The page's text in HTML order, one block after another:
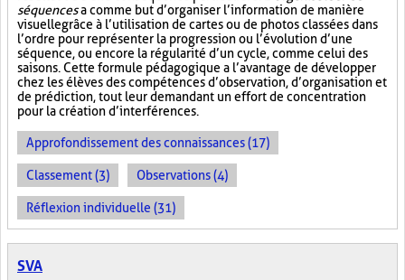
séquencesa comme but d’organiser l’information de manière
visuellegrâce à l’utilisation de cartes ou de photos classées dans
l’ordre pour représenter la progression ou l’évolution d’une
séquence, ou encore la régularité d’un cycle, comme celui des
saisons. Cette formule pédagogique a l’avantage de développer
chez les élèves des compétences d’observation, d’organisation et
de prédiction, tout leur demandant un effort de concentration
pour la création d’interférences.
Approfondissement des connaissances (17)
Classement (3) Observations (4)
Réflexion individuelle (31)
SVA